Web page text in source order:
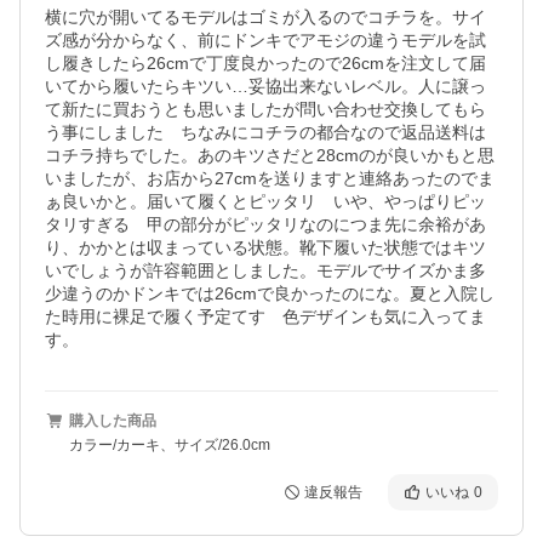
横に穴が開いてるモデルはゴミが入るのでコチラを。サイ
ズ感が分からなく、前にドンキでアモジの違うモデルを試
し履きしたら26cmで丁度良かったので26cmを注文して届
いてから履いたらキツい…妥協出来ないレベル。人に譲っ
て新たに買おうとも思いましたが問い合わせ交換してもら
う事にしました　ちなみにコチラの都合なので返品送料は
コチラ持ちでした。あのキツさだと28cmのが良いかもと思
いましたが、お店から27cmを送りますと連絡あったのでま
ぁ良いかと。届いて履くとピッタリ　いや、やっぱりピッ
タリすぎる　甲の部分がピッタリなのにつま先に余裕があ
り、かかとは収まっている状態。靴下履いた状態ではキツ
いでしょうが許容範囲としました。モデルでサイズかま多
少違うのかドンキでは26cmで良かったのにな。夏と入院し
た時用に裸足で履く予定てす　色デザインも気に入ってま
す。
購入した商品
カラー/カーキ、サイズ/26.0cm
違反報告 いいね 0